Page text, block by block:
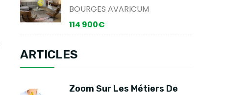
BOURGES AVARICUM
114 900€
ARTICLES
Zoom Sur Les Métiers De